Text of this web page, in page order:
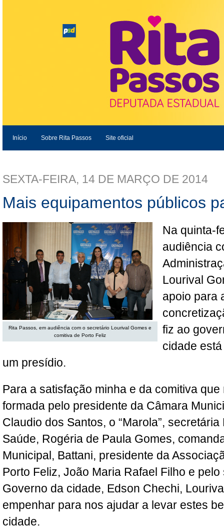
Início Sobre Rita Passos Site oficial
SEXTA-FEIRA, 14 DE MARÇO DE 2014
Mais equipamentos públicos
Rita Passos, em audiência com o secretário Lourival Gomes e
comitiva de Porto Feliz
Na quinta-
audiência
Lourival
apoio para
fiz ao
cidade
um presídio.
Para a satisfação minha e da comitiva
formada pelo presidente da Câmara
Claudio dos Santos, o “Marola”,
Saúde, Rogéria de Paula Gomes,
Municipal, Battani, presidente da
Porto Feliz, João Maria Rafael Filho e
Governo da cidade, Edson Chechi,
empenhar para nos ajudar a levar estes
cidade.